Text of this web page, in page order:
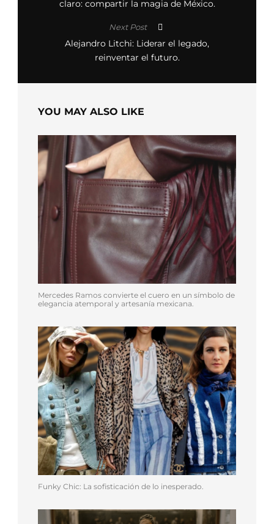
claro: compartir la magia de México.
Next Post
Alejandro Litchi: Liderar el legado,
reinventar el futuro.
YOU MAY ALSO LIKE
Mercedes Ramos convierte el cuero en un símbolo de
elegancia atemporal y artesanía mexicana.
Funky Chic: La sofisticación de lo inesperado.